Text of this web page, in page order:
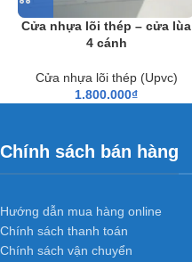
Cửa nhựa lõi thép – cửa lùa
4 cánh
Cửa nhựa lõi thép (Upvc)
1.800.000₫
Chính sách bán hàng
Hướng dẫn mua hàng online
Chính sách thanh toán
Chính sách vận chuyển